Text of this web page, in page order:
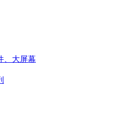
、大屏幕